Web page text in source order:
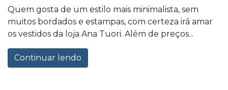
Quem gosta de um estilo mais minimalista, sem
muitos bordados e estampas, com certeza irá amar
os vestidos da loja Ana Tuori. Além de preços...
Continuar lendo